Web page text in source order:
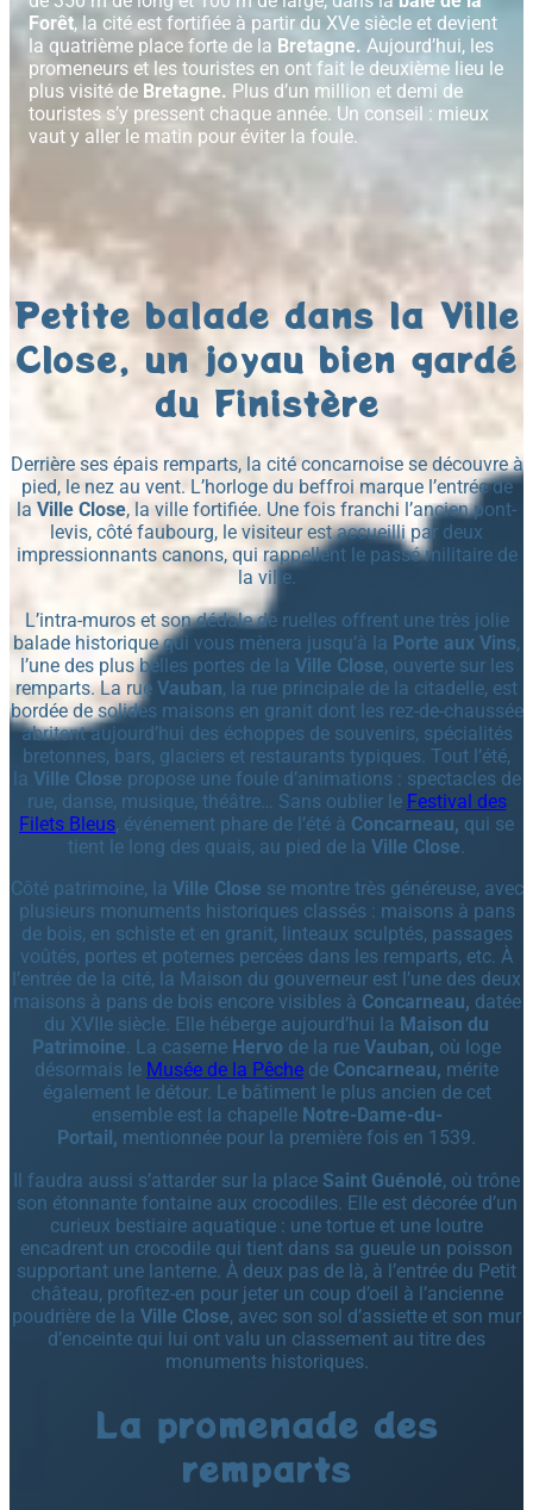
Forêt, la cité est fortifiée à partir du XVe siècle et devient
la quatrième place forte de la Bretagne. Aujourd’hui, les
promeneurs et les touristes en ont fait le deuxième lieu le
plus visité de Bretagne. Plus d’un million et demi de
touristes s’y pressent chaque année. Un conseil : mieux
vaut y aller le matin pour éviter la foule.
Petite balade dans la Ville
Close, un joyau bien gardé
du Finistère
Derrière ses épais remparts, la cité concarnoise se découvre à
pied, le nez au vent. L’horloge du beffroi marque l’entrée de
la Ville Close, la ville fortifiée. Une fois franchi l’ancien pont-
levis, côté faubourg, le visiteur est accueilli par deux
impressionnants canons, qui rappellent le passé militaire de
la ville.
L’intra-muros et son dédale de ruelles offrent une très jolie
balade historique qui vous mènera jusqu’à la Porte aux Vins,
l’une des plus belles portes de la Ville Close, ouverte sur les
remparts. La rue Vauban, la rue principale de la citadelle, est
bordée de solides maisons en granit dont les rez-de-chaussée
abritent aujourd’hui des échoppes de souvenirs, spécialités
bretonnes, bars, glaciers et restaurants typiques. Tout l’été,
la Ville Close propose une foule d’animations : spectacles de
rue, danse, musique, théâtre… Sans oublier le Festival des
Filets Bleus, événement phare de l’été à Concarneau, qui se
tient le long des quais, au pied de la Ville Close
Côté patrimoine, la Ville Close se montre très généreuse, avec
plusieurs monuments historiques classés : maisons à pans
de bois, en schiste et en granit, linteaux sculptés, passages
voûtés, portes et poternes percées dans les remparts, etc. À
l’entrée de la cité, la Maison du gouverneur est l’une des deux
maisons à pans de bois encore visibles à Concarneau, datée
du XVIIe siècle. Elle héberge aujourd’hui la Maison du
Patrimoine. La caserne Hervo de la rue Vauban, où loge
désormais le Musée de la Pêche de Concarneau, mérite
également le détour. Le bâtiment le plus ancien de cet
ensemble est la chapelle Notre-Dame-du-
Portail, mentionnée pour la première fois en 1539.
Il faudra aussi s’attarder sur la place Saint Guénolé, où trône
son étonnante fontaine aux crocodiles. Elle est décorée d’un
curieux bestiaire aquatique : une tortue et une loutre
encadrent un crocodile qui tient dans sa gueule un poisson
supportant une lanterne. À deux pas de là, à l’entrée du Petit
château, profitez-en pour jeter un coup d’oeil à l’ancienne
poudrière de la Ville Close, avec son sol d’assiette et son mur
d’enceinte qui lui ont valu un classement au titre des
monuments historiques.
La promenade des
remparts